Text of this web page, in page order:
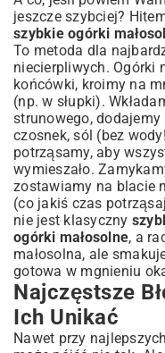
jeszcze szybciej?
szybkie ogórki
To metoda dla
niecierpliwych. Ogórki
końcówki, kroimy na
(np. w słupki).
strunowego, dodajemy
czosnek, sól (bez
potrząsamy, aby
wymieszało.
zostawiamy na blacie
(co jakiś czas
nie jest klasyczny
ogórki małosolne, a
małosolna, ale
gotowa w mgnieniu
Najczęstsze
Ich Unikać
Nawet przy